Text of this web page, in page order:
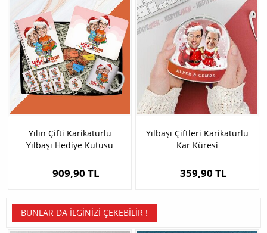
Yılın Çifti Karikatürlü
Yılbaşı Hediye Kutusu
909,90 TL
Yılbaşı Çiftleri Karikatürlü
Kar Küresi
359,90 TL
BUNLAR DA İLGINIZI ÇEKEBILIR !